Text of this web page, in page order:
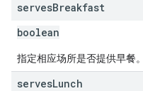
servesBreakfast
boolean
指定相应场所是否提供早餐。
servesLunch